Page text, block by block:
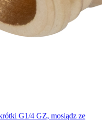
G1/4 GZ, mosiądz ze